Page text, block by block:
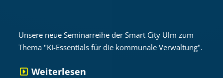
Unsere neue Seminarreihe der Smart City Ulm zum
Thema "KI-Essentials für die kommunale Verwaltung".
Weiterlesen